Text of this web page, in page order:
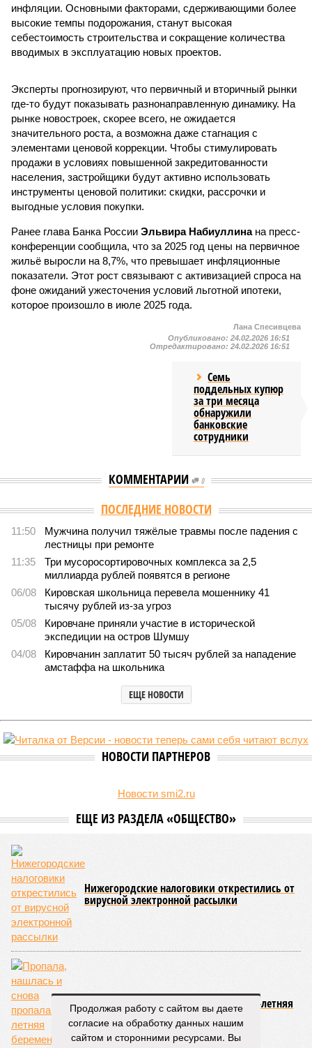
инфляции. Основными факторами, сдерживающими более
высокие темпы подорожания, станут высокая
себестоимость строительства и сокращение количества
вводимых в эксплуатацию новых проектов.
Эксперты прогнозируют, что первичный и вторичный рынки
где-то будут показывать разнонаправленную динамику. На
рынке новостроек, скорее всего, не ожидается
значительного роста, а возможна даже стагнация с
элементами ценовой коррекции. Чтобы стимулировать
продажи в условиях повышенной закредитованности
населения, застройщики будут активно использовать
инструменты ценовой политики: скидки, рассрочки и
выгодные условия покупки.
Ранее глава Банка России Эльвира Набиуллинана пресс-
конференции сообщила, что за 2025 год цены на первичное
жильё выросли на 8,7%, что превышает инфляционные
показатели. Этот рост связывают с активизацией спроса на
фоне ожиданий ужесточения условий льготной ипотеки,
которое произошло в июле 2025 года.
Лана Спесивцева
Опубликовано: 24.02.2026 16:51
Отредактировано: 24.02.2026 16:51
Семь
поддельных купюр
за три месяца
обнаружили
банковские
сотрудники
КОММЕНТАРИИ 0
ПОСЛЕДНИЕ НОВОСТИ
11:50
Мужчина получил тяжёлые травмы после падения с
лестницы при ремонте
11:35
Три мусоросортировочных комплекса за 2,5
миллиарда рублей появятся в регионе
06/08
Кировская школьница перевела мошеннику 41
тысячу рублей из-за угроз
05/08
Кировчане приняли участие в исторической
экспедиции на остров Шумшу
04/08
Кировчанин заплатит 50 тысяч рублей за нападение
амстаффа на школьника
ЕЩЕ НОВОСТИ
НОВОСТИ ПАРТНЕРОВ
Новости smi2.ru
ЕЩЕ ИЗ РАЗДЕЛА «ОБЩЕСТВО»
Нижегородские налоговики открестились от
вирусной электронной рассылки
Пропала, нашлась и снова пропала 17-летняя
беременная нижегородка
Продолжая работу с сайтом вы даете
согласие на обработку данных нашим
сайтом и сторонними ресурсами. Вы